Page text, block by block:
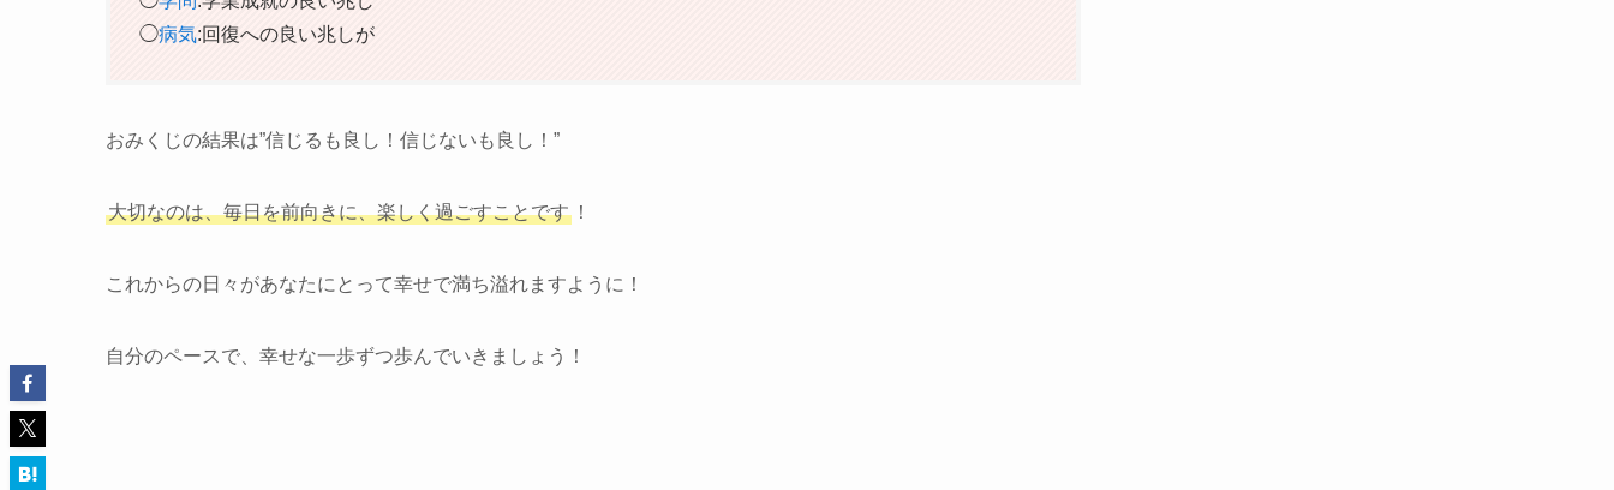
◯病気:回復への良い兆しが
おみくじの結果は”信じるも良し！信じないも良し！”
大切なのは、毎日を前向きに、楽しく過ごすことです ！
これからの日々があなたにとって幸せで満ち溢れますように！
自分のペースで、幸せな一歩ずつ歩んでいきましょう！